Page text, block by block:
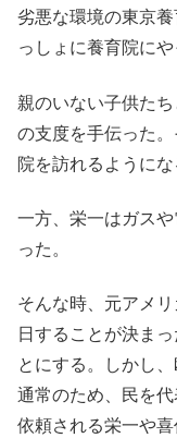
劣悪な環境の東京
っしょに養育院にや
親のいない子供た
の支度を手伝った
院を訪れるようにな
一方、栄一はガス
った。
そんな時、元アメ
日することが決ま
とにする。しかし
通常のため、民を
依頼される栄一や